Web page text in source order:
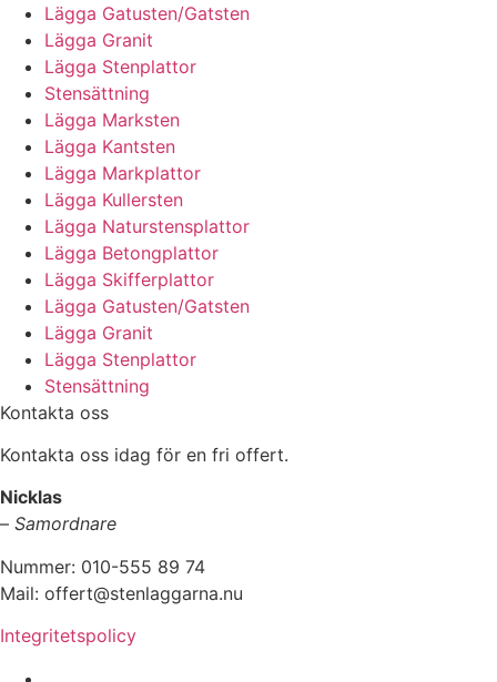
Lägga Gatusten/Gatsten
Lägga Granit
Lägga Stenplattor
Stensättning
Lägga Marksten
Lägga Kantsten
Lägga Markplattor
Lägga Kullersten
Lägga Naturstensplattor
Lägga Betongplattor
Lägga Skifferplattor
Lägga Gatusten/Gatsten
Lägga Granit
Lägga Stenplattor
Stensättning
Kontakta oss
Kontakta oss idag för en fri offert.
Nicklas
– Samordnare
Nummer: 010-555 89 74
Mail: offert@stenlaggarna.nu
Integritetspolicy